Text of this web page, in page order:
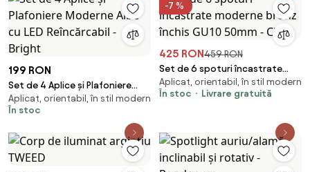
199 RON
Set de 4 Aplice și Plafoniere
Moderne Albe cu LED
Reîncărcabil - Bright
Aplicat, orientabil, în stil modern
În stoc
-7 %
425 RON459 RON
Set de 6 spoturi încastrate
moderne bronz închis GU10
50mm - Chels
Aplicat, orientabil, în stil modern
În stoc
Livrare gratuită